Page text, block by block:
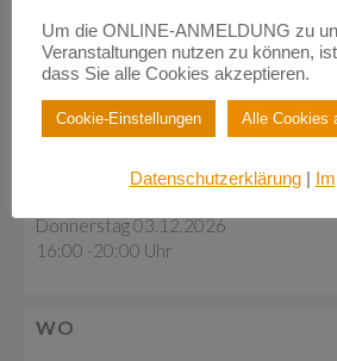
WORKSHOP ONLINE
Künstliche Intelligenz effektiv nutzen
Donnerstag 03.12.2026
16:00 -20:00 Uhr
WO
Um die ONLINE-ANMELDUNG zu
Veranstaltungen nutzen zu können,
dass Sie alle Cookies akzeptieren.
Cookie-Einstellungen Alle Cookies
Datenschutzerklärung|